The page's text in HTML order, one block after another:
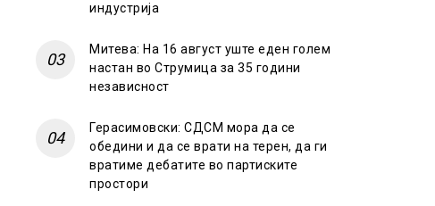
индустрија
Митева: На 16 август уште еден голем
настан во Струмица за 35 години
независност
Герасимовски: СДСМ мора да се
обедини и да се врати на терен, да ги
вратиме дебатите во партиските
простори